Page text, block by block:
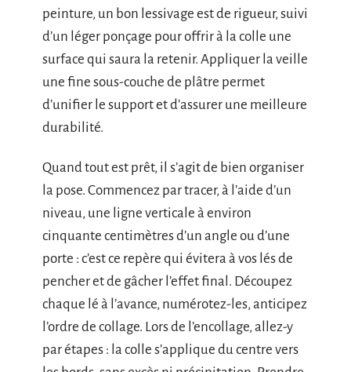
peinture, un bon lessivage est de rigueur, suivi
d’un léger ponçage pour offrir à la colle une
surface qui saura la retenir. Appliquer la veille
une fine sous-couche de plâtre permet
d’unifier le support et d’assurer une meilleure
durabilité.
Quand tout est prêt, il s’agit de bien organiser
la pose. Commencez par tracer, à l’aide d’un
niveau, une ligne verticale à environ
cinquante centimètres d’un angle ou d’une
porte : c’est ce repère qui évitera à vos lés de
pencher et de gâcher l’effet final. Découpez
chaque lé à l’avance, numérotez-les, anticipez
l’ordre de collage. Lors de l’encollage, allez-y
par étapes : la colle s’applique du centre vers